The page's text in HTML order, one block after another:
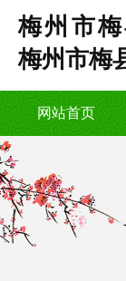
梅州市
梅州市梅
网站首页